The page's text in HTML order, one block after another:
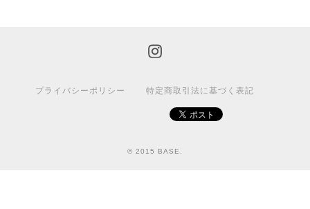
プライバシーポリシー 特定商取引法に基づく表記
© 2015 BASE.